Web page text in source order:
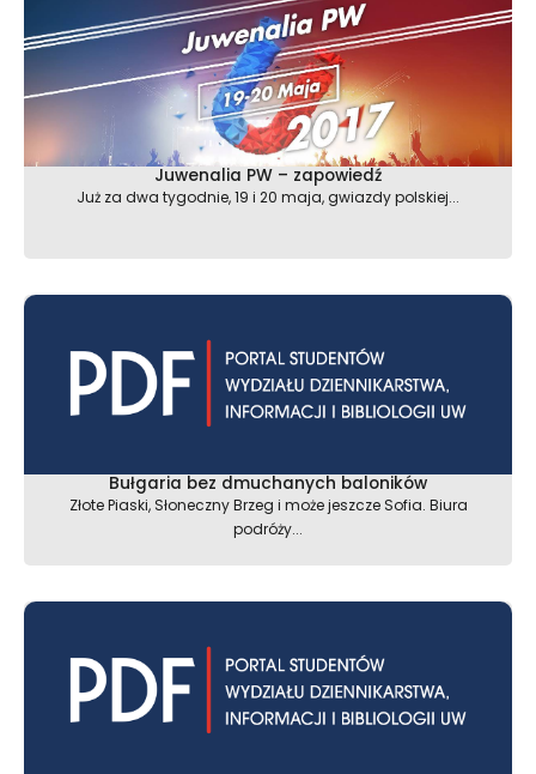
Juwenalia PW – zapowiedź
Już za dwa tygodnie, 19 i 20 maja, gwiazdy polskiej...
Bułgaria bez dmuchanych baloników
Złote Piaski, Słoneczny Brzeg i może jeszcze Sofia. Biura
podróży...